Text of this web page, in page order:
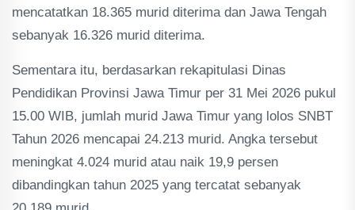
mencatatkan 18.365 murid diterima dan Jawa Tengah
sebanyak 16.326 murid diterima.
Sementara itu, berdasarkan rekapitulasi Dinas
Pendidikan Provinsi Jawa Timur per 31 Mei 2026 pukul
15.00 WIB, jumlah murid Jawa Timur yang lolos SNBT
Tahun 2026 mencapai 24.213 murid. Angka tersebut
meningkat 4.024 murid atau naik 19,9 persen
dibandingkan tahun 2025 yang tercatat sebanyak